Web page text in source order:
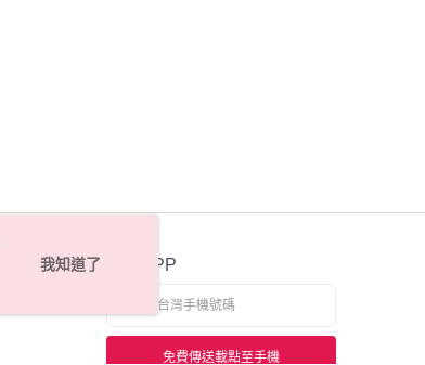
官方APP
免費傳送載點至手機
我知道了